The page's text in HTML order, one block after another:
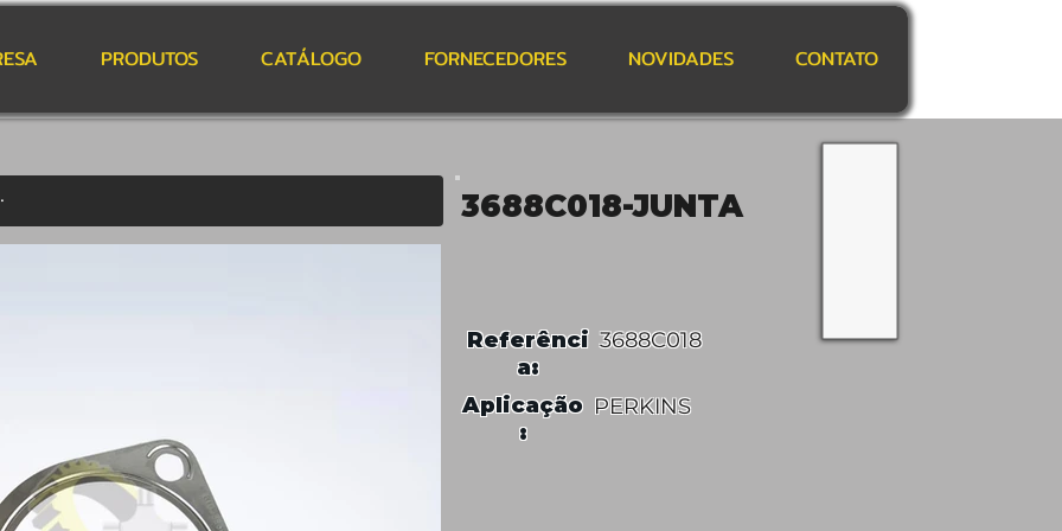
PRODUTOS CATÁLOGO FORNECEDORES NOVIDADES CONTATO
3688C018-JUNTA
Referênci
a:
3688C018
Aplicação
:
PERKINS